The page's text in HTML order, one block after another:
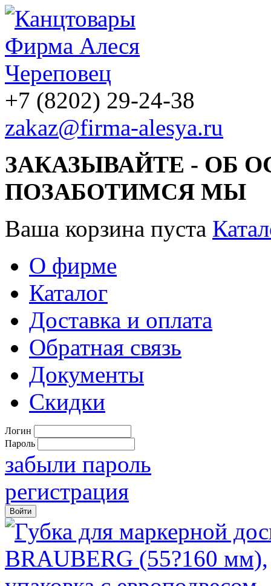
+7 (8202) 29-24-38
zakaz@firma-alesya.ru
ЗАКАЗЫВАЙТЕ - ОБ
ПОЗАБОТИМСЯ МЫ
Ваша корзина пуста
О фирме
Каталог
Доставка и оплата
Обратная связь
Документы
Скидки
Логин
Пароль
забыли пароль
регистрация